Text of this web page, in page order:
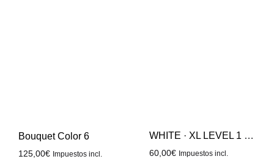
Bouquet Color 6
125,00€ Impuestos incl.
WHITE · XL LEVEL 1 BLUE
60,00€ Impuestos incl.